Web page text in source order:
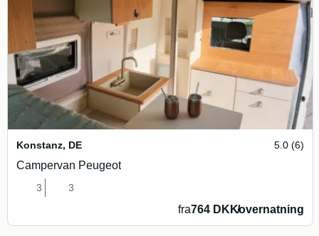
Konstanz, DE 5.0 (6)
Campervan Peugeot
3 3
fra764 DKK/overnatning